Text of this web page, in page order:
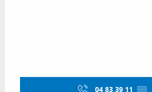
04 83 39 11 ▒▒